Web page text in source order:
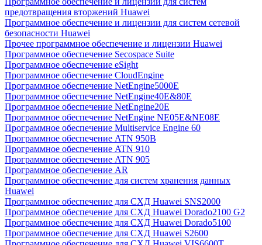
предотвращения вторжений Huawei
Программное обеспечение и лицензии для систем сетевой
безопасности Huawei
Прочее программное обеспечение и лицензии Huawei
Программное обеспечение Secospace Suite
Программное обеспечение eSight
Программное обеспечение CloudEngine
Программное обеспечение NetEngine5000E
Программное обеспечение NetEngine40E&80E
Программное обеспечение NetEngine20E
Программное обеспечение NetEngine NE05E&NE08E
Программное обеспечение Multiservice Engine 60
Программное обеспечение ATN 950B
Программное обеспечение ATN 910
Программное обеспечение ATN 905
Программное обеспечение AR
Программное обеспечение для систем хранения данных
Huawei
Программное обеспечение для СХД Huawei SNS2000
Программное обеспечение для СХД Huawei Dorado2100 G2
Программное обеспечение для СХД Huawei Dorado5100
Программное обеспечение для СХД Huawei S2600